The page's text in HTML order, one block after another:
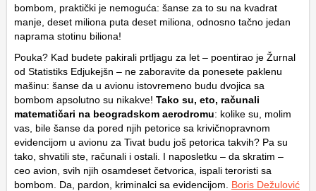
bombom, praktički je nemoguća: šanse za to su na kvadrat
manje, deset miliona puta deset miliona, odnosno tačno jedan
naprama stotinu biliona!
Pouka? Kad budete pakirali prtljagu za let – poentirao je Žurnal
od Statistiks Edjukejšn – ne zaboravite da ponesete paklenu
mašinu: šanse da u avionu istovremeno budu dvojica sa
bombom apsolutno su nikakve! Tako su, eto, računali
matematičari na beogradskom aerodromu: kolike su, molim
vas, bile šanse da pored njih petorice sa krivičnopravnom
evidencijom u avionu za Tivat budu još petorica takvih? Pa su
tako, shvatili ste, računali i ostali. I naposletku – da skratim –
ceo avion, svih njih osamdeset četvorica, ispali teroristi sa
bombom. Da, pardon, kriminalci sa evidencijom. Boris Dežulović